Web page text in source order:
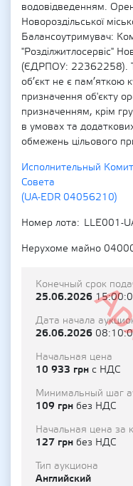
водовідведенням.
Новороздільської
Балансоутримувач:
"Розділжитлосервіс"
(ЄДРПОУ: 22362258).
об’єкт не є пам’яткою
призначення об'єкту
призначенням, крім
в умовах та
обмежень цільового
Исполнительный
Совета
(UA-EDR 04056210)
Номер лота
LLE001-
Нерухоме майно
Конечный срок
25.06.2026
Дата начала
26.06.2026
Начальная цена
10 933 грн с НДС
Минимальный шаг
109 грн без НДС
Начальная цена за
127 грн без НДС
Тип аукциона
Английский